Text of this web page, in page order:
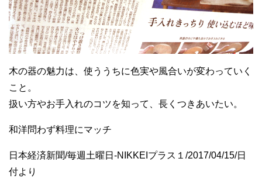
木の器の魅力は、使ううちに色実や風合いが変わっていく
こと。
扱い方やお手入れのコツを知って、長くつきあいたい。
和洋問わず料理にマッチ
日本経済新聞/毎週土曜日-NIKKEIプラス１/2017/04/15/日
付より